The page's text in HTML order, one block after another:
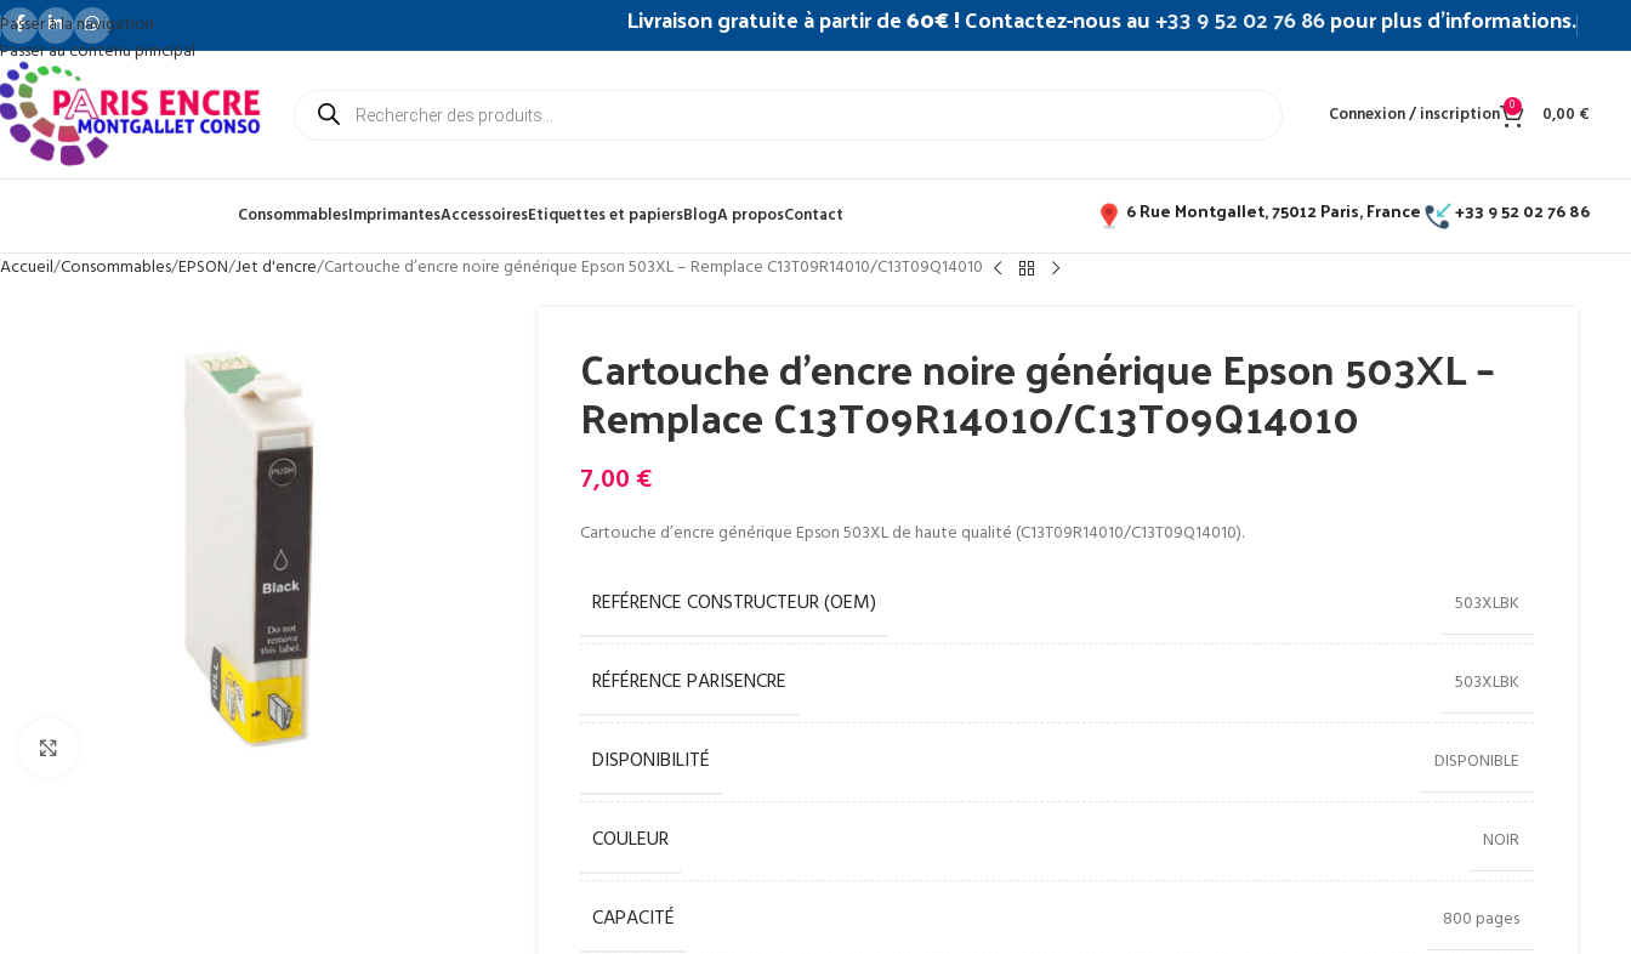
Passer à la navigation
Passer au contenu principal
Livraison gratuite à partir de60€ !Contactez-nous au+33 9 52 02 76 86pour plus d’informations.
Connexion / inscription 0 0,00 €
ConsommablesImprimantesAccessoiresEtiquettes et papiersBlogA proposContact 6 Rue Montgallet, 75012 Paris, France +33 9 52 02 76 86
Accueil Consommables EPSON Jet d'encre Cartouche d’encre noire générique Epson 503XL – Remplace C13T09R14010/C13T09Q14010
Cartouche d’encre noire générique Epson 503XL –
Remplace C13T09R14010/C13T09Q14010
7,00 €
Cartouche d’encre générique Epson 503XL de haute qualité (C13T09R14010/C13T09Q14010).
REFÉRENCE CONSTRUCTEUR (OEM) 503XLBK
RÉFÉRENCE PARISENCRE 503XLBK
DISPONIBILITÉ DISPONIBLE
COULEUR NOIR
CAPACITÉ 800 pages